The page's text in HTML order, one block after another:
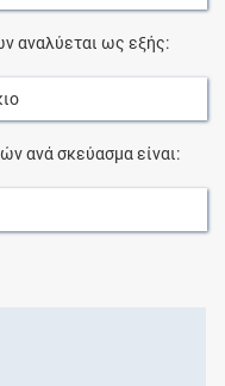
αναλύεται ως εξής:
ανά σκεύασμα είναι: